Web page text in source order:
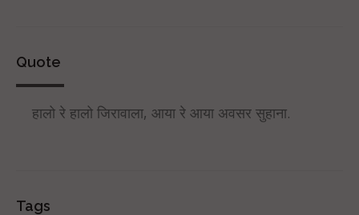
Quote
हालो रे हालो जिरावाला, आया रे आया अवसर सुहाना.
Tags